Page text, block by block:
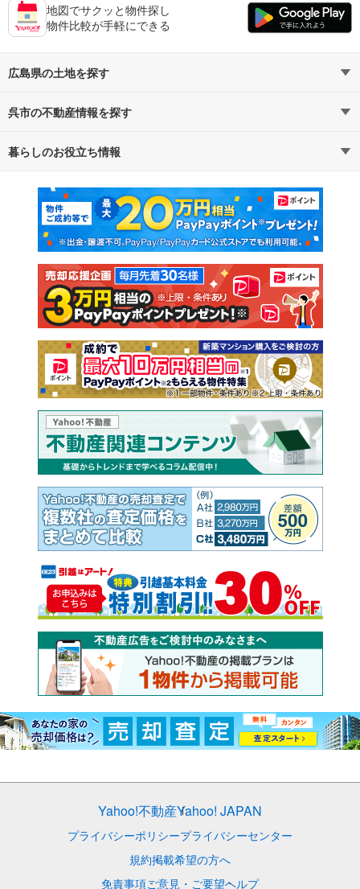
地図でサクッと物件探し
物件比較が手軽にできる
広島県の土地を探す
路線・駅から探す
通勤・通学時間から探す
呉市の不動産情報を探す
不動産・住宅
新築マンション 中古マンション
新築一戸建て 中古一戸建て
注文住宅 土地
売却査定
暮らしのお役立ち情報
マンションカタログ 教えて！住まいの先生
Yahoo!不動産Yahoo! JAPAN
プライバシーポリシープライバシーセンター
規約掲載希望の方へ
免責事項ご意見・ご要望ヘルプ